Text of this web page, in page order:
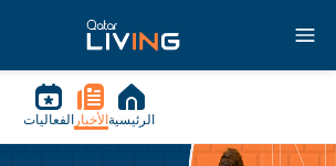
الرئيسية الأخبار الفعاليات